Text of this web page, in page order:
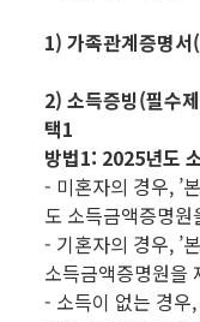
1) 가족관계증명
2) 소득증빙(필수
택1
방법1: 2025년도
- 미혼자의 경우, ’
도 소득금액증명
- 기혼자의 경우, ’
소득금액증명원을
- 소득이 없는 경우